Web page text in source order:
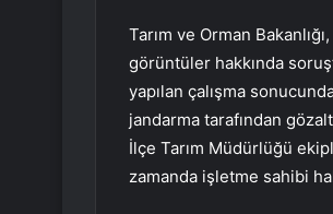
Tarım ve Orman
görüntüler hakkında
yapılan çalışma
jandarma tarafından
İlçe Tarım Müdürlüğü
zamanda işletme sahibi